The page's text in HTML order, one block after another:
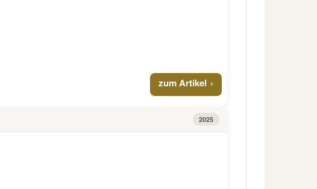
zum Artikel
2025